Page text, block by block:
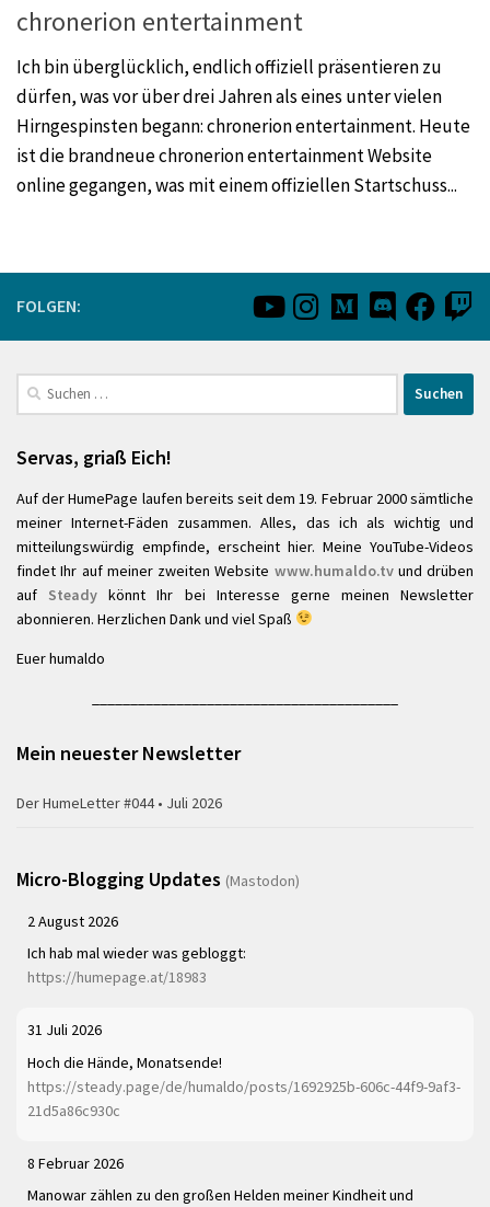
chronerion entertainment
Ich bin überglücklich, endlich offiziell präsentieren zu
dürfen, was vor über drei Jahren als eines unter vielen
Hirngespinsten begann: chronerion entertainment. Heute
ist die brandneue chronerion entertainment Website
online gegangen, was mit einem offiziellen Startschuss...
FOLGEN:
Suchen
nach:
Servas, griaß Eich!
Auf der HumePage laufen bereits seit dem 19. Februar 2000 sämtliche
meiner Internet-Fäden zusammen. Alles, das ich als wichtig und
mitteilungswürdig empfinde, erscheint hier. Meine YouTube-Videos
findet Ihr auf meiner zweiten Website www.humaldo.tvund drüben
auf Steady könnt Ihr bei Interesse gerne meinen Newsletter
abonnieren. Herzlichen Dank und viel Spaß
Euer humaldo
Mein neuester Newsletter
Der HumeLetter #044 • Juli 2026
Micro-Blogging Updates (Mastodon)
2 August 2026
Ich hab mal wieder was gebloggt:
https://humepage.at/18983
31 Juli 2026
Hoch die Hände, Monatsende!
https://steady.page/de/humaldo/posts/1692925b-606c-44f9-9af3-
21d5a86c930c
8 Februar 2026
Manowar zählen zu den großen Helden meiner Kindheit und